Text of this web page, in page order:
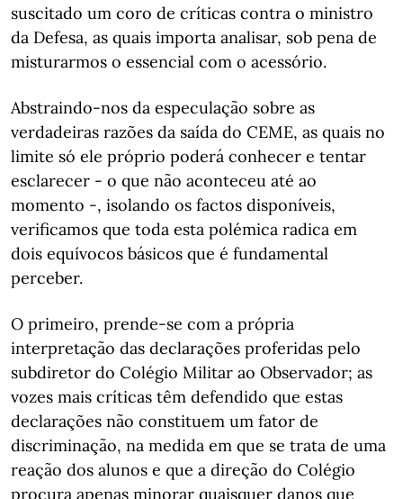
suscitado um coro de críticas contra o ministro
da Defesa, as quais importa analisar, sob pena de
misturarmos o essencial com o acessório.
Abstraindo-nos da especulação sobre as
verdadeiras razões da saída do CEME, as quais no
limite só ele próprio poderá conhecer e tentar
esclarecer - o que não aconteceu até ao
momento -, isolando os factos disponíveis,
verificamos que toda esta polémica radica em
dois equívocos básicos que é fundamental
perceber.
O primeiro, prende-se com a própria
interpretação das declarações proferidas pelo
subdiretor do Colégio Militar ao Observador; as
vozes mais críticas têm defendido que estas
declarações não constituem um fator de
discriminação, na medida em que se trata de uma
reação dos alunos e que a direção do Colégio
procura apenas minorar quaisquer danos que